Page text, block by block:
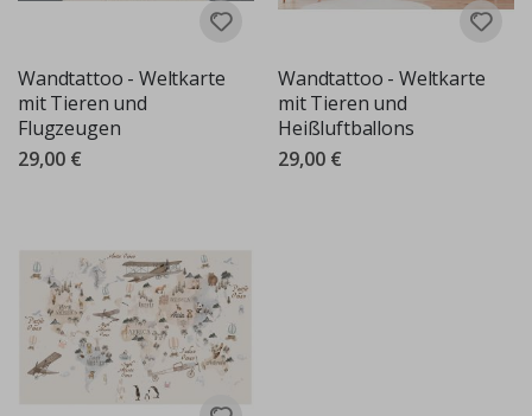
Wandtattoo - Weltkarte
mit Tieren und
Flugzeugen
29,00 €
Wandtattoo - Weltkarte
mit Tieren und
Heißluftballons
29,00 €